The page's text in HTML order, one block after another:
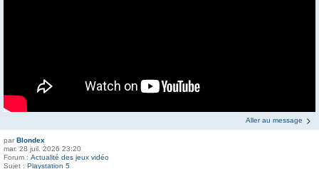
Aller au message
par Blondex
mar. 28 juil. 2026 23:20
Forum : Actualité des jeux vidéo
Sujet : Playstation 5